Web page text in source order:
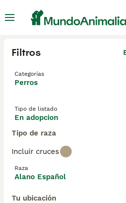
Filtros
Categorías
Perros
Tipo de listado
En adopcion
Tipo de raza
Incluir cruces
Raza
Alano Español
Tu ubicación